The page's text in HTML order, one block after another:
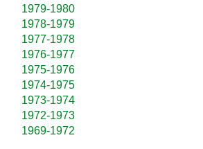
1979-1980
1978-1979
1977-1978
1976-1977
1975-1976
1974-1975
1973-1974
1972-1973
1969-1972